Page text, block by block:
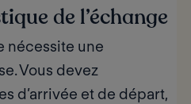
de l’échange
nécessite une
Vous devez
d’arrivée et de départ,